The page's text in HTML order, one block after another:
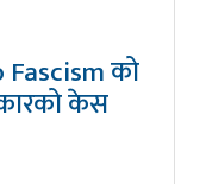
को
केस